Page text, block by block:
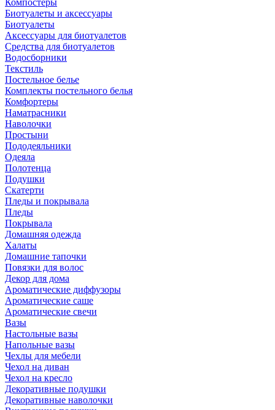
Компостеры
Биотуалеты и аксессуары
Биотуалеты
Аксессуары для биотуалетов
Средства для биотуалетов
Водосборники
Текстиль
Постельное белье
Комплекты постельного белья
Комфортеры
Наматрасники
Наволочки
Простыни
Пододеяльники
Одеяла
Полотенца
Подушки
Скатерти
Пледы и покрывала
Пледы
Покрывала
Домашняя одежда
Халаты
Домашние тапочки
Повязки для волос
Декор для дома
Ароматические диффузоры
Ароматические саше
Ароматические свечи
Вазы
Настольные вазы
Напольные вазы
Чехлы для мебели
Чехол на диван
Чехол на кресло
Декоративные подушки
Декоративные наволочки